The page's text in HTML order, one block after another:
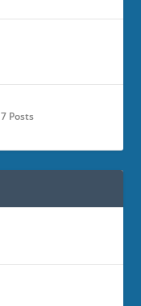
7 Posts